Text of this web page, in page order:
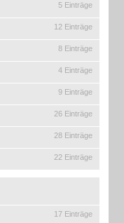
5 Einträge
12 Einträge
8 Einträge
4 Einträge
9 Einträge
26 Einträge
28 Einträge
22 Einträge
17 Einträge